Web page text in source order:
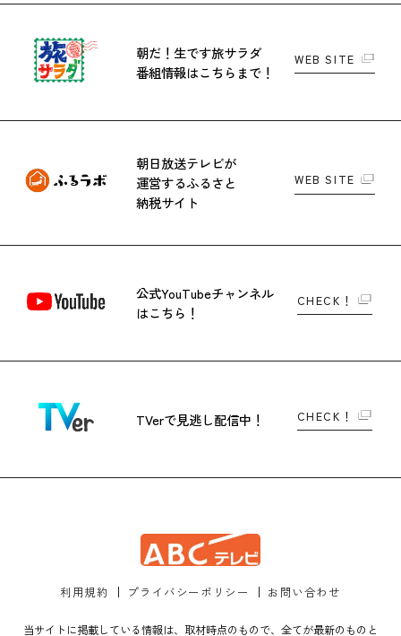
朝だ！生です旅サラダ
番組情報はこちらまで！
WEB SITE
朝日放送テレビが
運営するふるさと
納税サイト
WEB SITE
公式YouTubeチャンネル
はこちら！
CHECK！
TVerで見逃し配信中！ CHECK！
利用規約 プライバシーポリシー お問い合わせ
当サイトに掲載している情報は、取材時点のもので、全てが最新のものと